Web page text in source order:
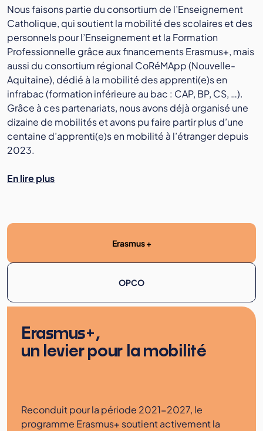
Nous faisons partie du consortium de l’Enseignement
Catholique, qui soutient la mobilité des scolaires et des
personnels pour l’Enseignement et la Formation
Professionnelle grâce aux financements Erasmus+, mais
aussi du consortium régional CoRéMApp (Nouvelle-
Aquitaine), dédié à la mobilité des apprenti(e)s en
infrabac (formation inférieure au bac : CAP, BP, CS, …).
Grâce à ces partenariats, nous avons déjà organisé une
dizaine de mobilités et avons pu faire partir plus d’une
centaine d’apprenti(e)s en mobilité à l’étranger depuis
2023.
En lire plus
Erasmus +
OPCO
Erasmus+,
un levier pour la mobilité
Reconduit pour la période 2021-2027, le
programme Erasmus+ soutient activement la